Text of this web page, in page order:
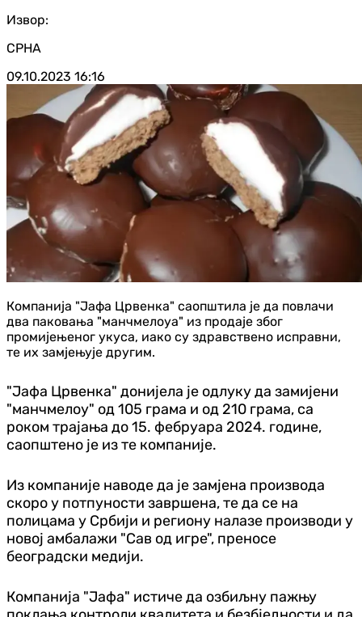
Извор:
СРНА
09.10.2023 16:16
Компанија "Јафа Црвенка" саопштила је да повлачи
два паковања "манчмелоуа" из продаје због
промијењеног укуса, иако су здравствено исправни,
те их замјењује другим.
"Јафа Црвенка" донијела је одлуку да замијени
"манчмелоу" од 105 грама и од 210 грама, са
роком трајања до 15. фебруара 2024. године,
саопштено је из те компаније.
Из компаније наводе да је замјена производа
скоро у потпуности завршена, те да се на
полицама у Србији и региону налазе производи у
новој амбалажи "Сав од игре", преносе
београдски медији.
Компанија "Јафа" истиче да озбиљну пажњу